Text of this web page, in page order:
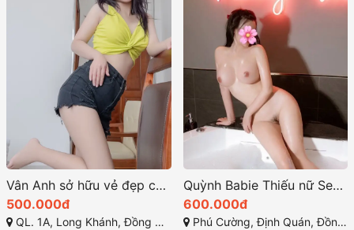
Vân Anh sở hữu vẻ đẹp cuốn hút cùng vóc dáng hoàn hảo
500.000đ
QL. 1A, Long Khánh, Đồng Nai
Quỳnh Babie Thiếu nữ Sexy – Dáng xinh ngực đẹp
600.000đ
Phú Cường, Định Quán, Đồng Nai